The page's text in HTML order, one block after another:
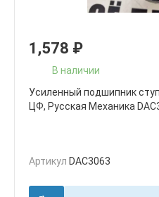
1,578 ₽
В наличии
Усиленный подшипник
ЦФ, Русская Механика
Артикул DAC3063